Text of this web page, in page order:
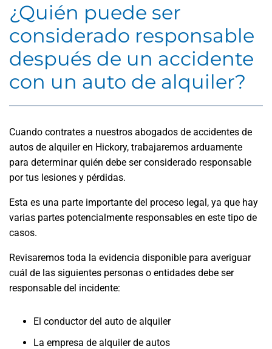
¿Quién puede ser
considerado responsable
después de un accidente
con un auto de alquiler?
Cuando contrates a nuestros abogados de accidentes de
autos de alquiler en Hickory, trabajaremos arduamente
para determinar quién debe ser considerado responsable
por tus lesiones y pérdidas.
Esta es una parte importante del proceso legal, ya que hay
varias partes potencialmente responsables en este tipo de
casos.
Revisaremos toda la evidencia disponible para averiguar
cuál de las siguientes personas o entidades debe ser
responsable del incidente:
El conductor del auto de alquiler
La empresa de alquiler de autos